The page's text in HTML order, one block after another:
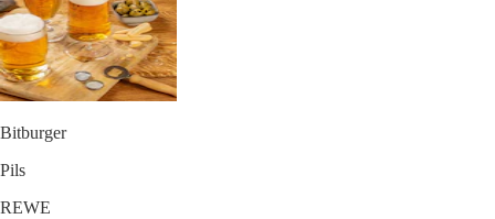
Bitburger
Pils
REWE